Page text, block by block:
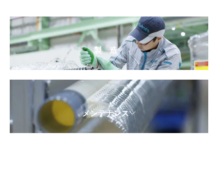
製 造
メンテナンス